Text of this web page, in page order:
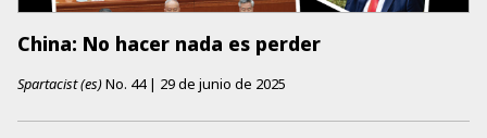
China: No hacer nada es perder
Spartacist (es)No. 44 | 29 de junio de 2025